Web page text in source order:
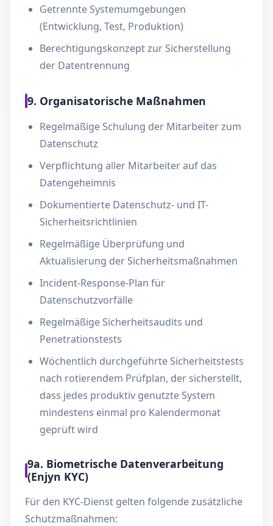
Getrennte Systemumgebungen
(Entwicklung, Test, Produktion)
Berechtigungskonzept zur Sicherstellung
der Datentrennung
9. Organisatorische Maßnahmen
Regelmäßige Schulung der Mitarbeiter zum
Datenschutz
Verpflichtung aller Mitarbeiter auf das
Datengeheimnis
Dokumentierte Datenschutz- und IT-
Sicherheitsrichtlinien
Regelmäßige Überprüfung und
Aktualisierung der Sicherheitsmaßnahmen
Incident-Response-Plan für
Datenschutzvorfälle
Regelmäßige Sicherheitsaudits und
Penetrationstests
Wöchentlich durchgeführte Sicherheitstests
nach rotierendem Prüfplan, der sicherstellt,
dass jedes produktiv genutzte System
mindestens einmal pro Kalendermonat
geprüft wird
9a. Biometrische Datenverarbeitung
(Enjyn KYC)
Für den KYC-Dienst gelten folgende zusätzliche
Schutzmaßnahmen: